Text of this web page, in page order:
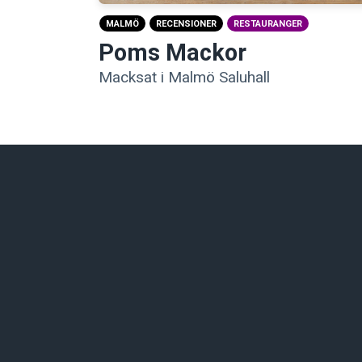
MALMÖ RECENSIONER RESTAURANGER
Poms Mackor
Macksat i Malmö Saluhall